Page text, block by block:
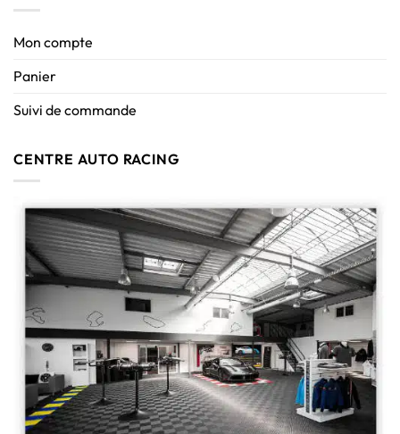
Mon compte
Panier
Suivi de commande
CENTRE AUTO RACING